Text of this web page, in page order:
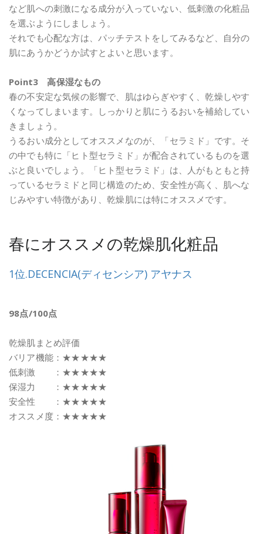
など肌への刺激になる成分が入っていない、低刺激の化粧品
を選ぶようにしましょう。
それでも心配な方は、パッチテストをしてみるなど、自分の
肌にあうかどうか試すとよいと思います。
Point3 高保湿なもの
春の不安定な気候の影響で、肌はゆらぎやすく、乾燥しやす
くなってしまいます。しっかりと肌にうるおいを補給してい
きましょう。
うるおい成分としてオススメなのが、「セラミド」です。そ
の中でも特に「ヒト型セラミド」が配合されているものを選
ぶと良いでしょう。「ヒト型セラミド」は、人がもともと持
っているセラミドと同じ構造のため、安全性が高く、肌へな
じみやすい特徴があり、乾燥肌には特にオススメです。
春にオススメの乾燥肌化粧品
1位.DECENCIA(ディセンシア) アヤナス
98点/100点
乾燥肌まとめ評価
バリア機能：★★★★★
低刺激 ：★★★★★
保湿力 ：★★★★★
安全性 ：★★★★★
オススメ度：★★★★★